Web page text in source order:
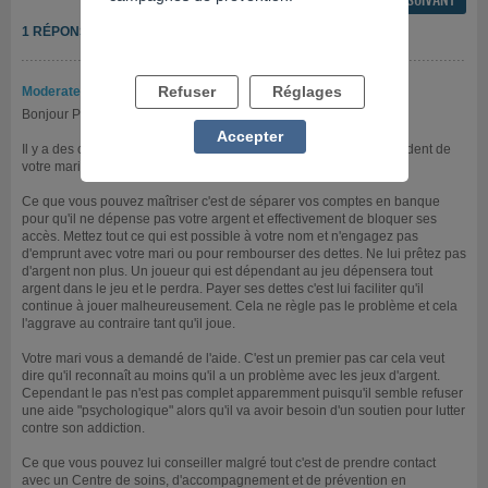
1 RÉPONSE
Moderateur
- 28/04/2026 à 09h59
Bonjour Portugal,
Il y a des choses que vous pouvez maîtriser et d'autres qui dépendent de
votre mari.
Ce que vous pouvez maîtriser c'est de séparer vos comptes en banque
pour qu'il ne dépense pas votre argent et effectivement de bloquer ses
accès. Mettez tout ce qui est possible à votre nom et n'engagez pas
d'emprunt avec votre mari ou pour rembourser des dettes. Ne lui prêtez pas
d'argent non plus. Un joueur qui est dépendant au jeu dépensera tout
argent dans le jeu et le perdra. Payer ses dettes c'est lui faciliter qu'il
continue à jouer malheureusement. Cela ne règle pas le problème et cela
l'aggrave au contraire tant qu'il joue.
Votre mari vous a demandé de l'aide. C'est un premier pas car cela veut
dire qu'il reconnaît au moins qu'il a un problème avec les jeux d'argent.
Cependant le pas n'est pas complet apparemment puisqu'il semble refuser
une aide "psychologique" alors qu'il va avoir besoin d'un soutien pour lutter
contre son addiction.
Ce que vous pouvez lui conseiller malgré tout c'est de prendre contact
avec un Centre de soins, d'accompagnement et de prévention en
Refuser Réglages
Accepter